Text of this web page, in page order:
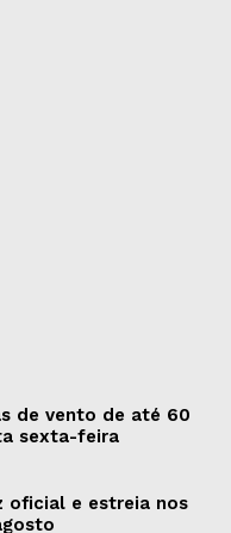
de vento de até 60
sexta-feira
oficial e estreia nos